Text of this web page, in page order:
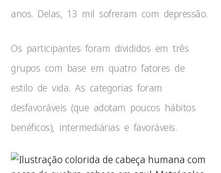
anos. Delas, 13 mil sofreram com depressão.
Os participantes foram divididos em três
grupos com base em quatro fatores de
estilo de vida. As categorias foram
desfavoráveis (que adotam poucos hábitos
benéficos), intermediárias e favoráveis.